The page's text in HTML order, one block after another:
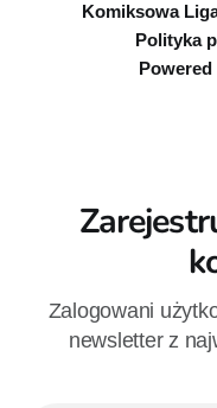
Komiksowa
Polityka
Powered
Zalogowani
newsletter z